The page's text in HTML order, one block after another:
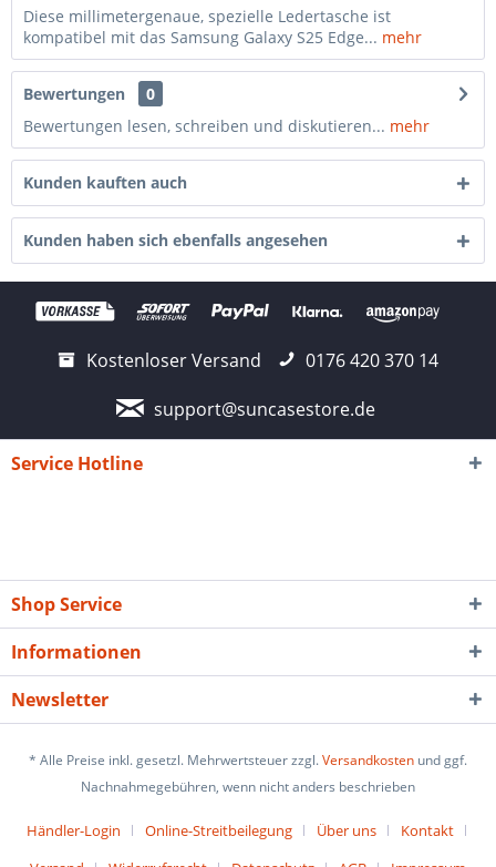
Diese millimetergenaue, spezielle Ledertasche ist
kompatibel mit das Samsung Galaxy S25 Edge... mehr
Bewertungen
0
Bewertungen lesen, schreiben und diskutieren... mehr
Kunden kauften auch
Kunden haben sich ebenfalls angesehen
Kostenloser Versand
0176 420 370 14
support@suncasestore.de
Service Hotline
Shop Service
Informationen
Newsletter
* Alle Preise inkl. gesetzl. Mehrwertsteuer zzgl.Versandkosten und ggf.
Nachnahmegebühren, wenn nicht anders beschrieben
Händler-Login Online-Streitbeilegung Über uns
Kontakt